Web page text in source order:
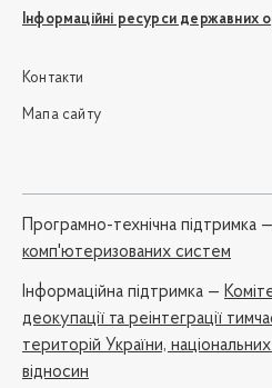
Інформаційні ресурси державних
Контакти
Мапа сайту
Програмно-технічна підтримка —
комп'ютеризованих систем
Iнформаційна підтримка —
деокупації та реінтеграції
територій України,
відносин